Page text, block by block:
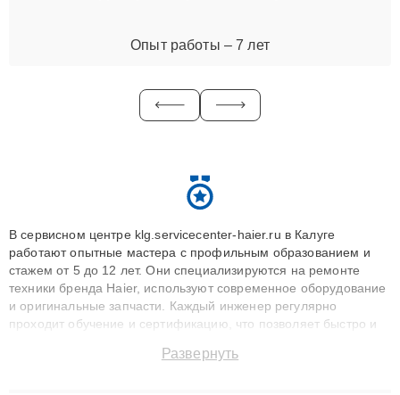
Опыт работы – 7 лет
В сервисном центре klg.servicecenter-haier.ru в Калуге
работают опытные мастера с профильным образованием и
стажем от 5 до 12 лет. Они специализируются на ремонте
техники бренда Haier, используют современное оборудование
и оригинальные запчасти. Каждый инженер регулярно
проходит обучение и сертификацию, что позволяет быстро и
сохранением гарантии до 3 лет. Наши мастера решают
Развернуть